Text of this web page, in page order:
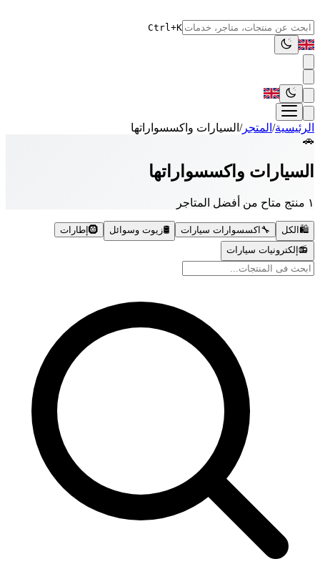
Ctrl+K
الرئيسية/ المتجر/ السيارات واكسسواراتها
🚗
السيارات واكسسواراتها
١ منتج متاح من أفضل المتاجر
🛍️ الكل 🔧 اكسسوارات سيارات 🛢️زيوت وسوائل 🛞 إطارات
📻 إلكترونيات سيارات